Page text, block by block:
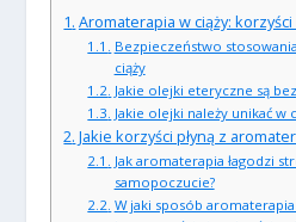
Aromaterapia w ciąży:
Bezpieczeństwo
ciąży
Jakie olejki eteryczne są
Jakie olejki należy unikać w
Jakie korzyści płyną z
Jak aromaterapia łagodzi
samopoczucie?
W jaki sposób